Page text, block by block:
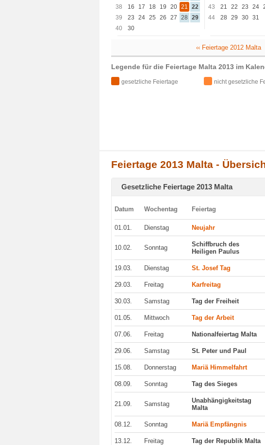
38
16 17 18 19 20 21
22
39
23 24 25 26 27 28
29
40
30
43
21 22 23 24
44
28 29 30 31
‹‹ Feiertage 2012 Malta
Legende für die Feiertage Malta 2013 im
gesetzliche Feiertage nicht gesetzliche
Feiertage 2013 Malta -
Gesetzliche Feiertage 2013 Malta
Datum Wochentag Feiertag
01.01. Dienstag Neujahr
10.02. Sonntag
Schiffbruch des
Heiligen Paulus
19.03. Dienstag St. Josef Tag
29.03. Freitag Karfreitag
30.03. Samstag Tag der Freiheit
01.05. Mittwoch Tag der Arbeit
07.06. Freitag Nationalfeiertag Malta
29.06. Samstag St. Peter und Paul
15.08. Donnerstag Mariä Himmelfahrt
08.09. Sonntag Tag des Sieges
21.09. Samstag
Unabhängigkeitstag
Malta
08.12. Sonntag Mariä Empfängnis
13.12. Freitag Tag der Republik Malta